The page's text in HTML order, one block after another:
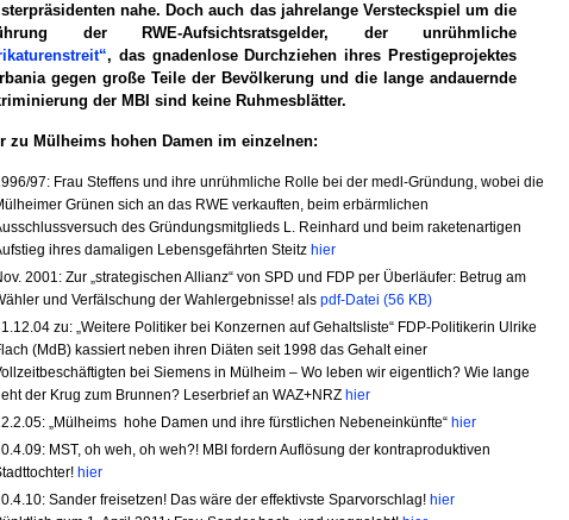
nahe. Doch auch das jahrelange Versteckspiel um die
der RWE-Aufsichtsratsgelder, der unrühmliche
, das gnadenlose Durchziehen ihres Prestigeprojektes
gegen große Teile der Bevölkerung und die lange andauernde
der MBI sind keine Ruhmesblätter.
zu Mülheims hohen Damen im einzelnen:
97: Frau Steffens und ihre unrühmliche Rolle bei der medl-Gründung, wobei die
Grünen sich an das RWE verkauften, beim erbärmlichen
des Gründungsmitglieds L. Reinhard und beim raketenartigen
ihres damaligen Lebensgefährten Steitz hier
2001: Zur „strategischen Allianz“ von SPD und FDP per Überläufer: Betrug am
und Verfälschung der Wahlergebnisse! als pdf-Datei (56 KB)
zu: „Weitere Politiker bei Konzernen auf Gehaltsliste“ FDP-Politikerin Ulrike
(MdB) kassiert neben ihren Diäten seit 1998 das Gehalt einer
bei Siemens in Mülheim – Wo leben wir eigentlich? Wie lange
der Krug zum Brunnen? Leserbrief an WAZ+NRZ hier
„Mülheims hohe Damen und ihre fürstlichen Nebeneinkünfte“ hier
MST, oh weh, oh weh?! MBI fordern Auflösung der kontraproduktiven
hier
Sander freisetzen! Das wäre der effektivste Sparvorschlag! hier